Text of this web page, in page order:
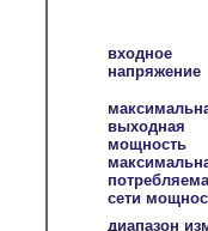
входное
напряжение
выходная
мощность
сети
диапазон